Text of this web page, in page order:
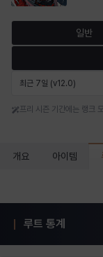
바바라 버니스
일반
최근 7일 (v12.0)
프리 시즌 기간에는 랭크
개요 아이템
루트 통계